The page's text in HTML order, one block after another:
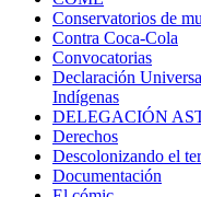
Conservatorios de
Contra Coca-Cola
Convocatorias
Declaración
Indígenas
DELEGACIÓN
Derechos
Descolonizando el
Documentación